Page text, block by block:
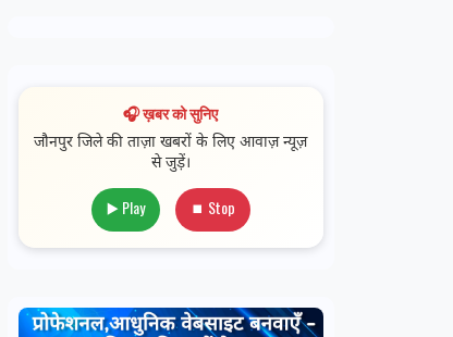
🎧 ख़बर को सुनिए
जौनपुर जिले की ताज़ा खबरों के लिए आवाज़ न्यूज़
से जुड़ें।
▶️ Play ⏹ Stop